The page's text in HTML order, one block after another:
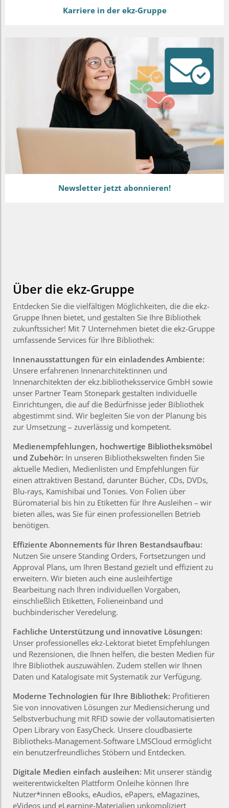
Karriere in der ekz-Gruppe
Newsletter jetzt abonnieren!
Über die ekz-Gruppe
Entdecken Sie die vielfältigen Möglichkeiten, die die ekz-
Gruppe Ihnen bietet, und gestalten Sie Ihre Bibliothek
zukunftssicher! Mit 7 Unternehmen bietet die ekz-Gruppe
umfassende Services für Ihre Bibliothek:
Innenausstattungen für ein einladendes Ambiente:
Unsere erfahrenen Innenarchitektinnen und
Innenarchitekten der ekz.bibliotheksservice GmbH sowie
unser Partner Team Stonepark gestalten individuelle
Einrichtungen, die auf die Bedürfnisse jeder Bibliothek
abgestimmt sind. Wir begleiten Sie von der Planung bis
zur Umsetzung – zuverlässig und kompetent.
Medienempfehlungen, hochwertige Bibliotheksmöbel
und Zubehör: In unseren Bibliothekswelten finden Sie
aktuelle Medien, Medienlisten und Empfehlungen für
einen attraktiven Bestand, darunter Bücher, CDs, DVDs,
Blu-rays, Kamishibai und Tonies. Von Folien über
Büromaterial bis hin zu Etiketten für Ihre Ausleihen – wir
bieten alles, was Sie für einen professionellen Betrieb
benötigen.
Effiziente Abonnements für Ihren Bestandsaufbau:
Nutzen Sie unsere Standing Orders, Fortsetzungen und
Approval Plans, um Ihren Bestand gezielt und effizient zu
erweitern. Wir bieten auch eine ausleihfertige
Bearbeitung nach Ihren individuellen Vorgaben,
einschließlich Etiketten, Folieneinband und
buchbinderischer Veredelung.
Fachliche Unterstützung und innovative Lösungen:
Unser professionelles ekz-Lektorat bietet Empfehlungen
und Rezensionen, die Ihnen helfen, die besten Medien für
Ihre Bibliothek auszuwählen. Zudem stellen wir Ihnen
Daten und Katalogisate mit Systematik zur Verfügung.
Moderne Technologien für Ihre Bibliothek: Profitieren
Sie von innovativen Lösungen zur Mediensicherung und
Selbstverbuchung mit RFID sowie der vollautomatisierten
Open Library von EasyCheck. Unsere cloudbasierte
Bibliotheks-Management-Software LMSCloud ermöglicht
ein benutzerfreundliches Stöbern und Entdecken.
Digitale Medien einfach ausleihen: Mit unserer ständig
weiterentwickelten Plattform Onleihe können Ihre
Nutzer*innen eBooks, eAudios, ePapers, eMagazines,
eVideos und eLearning-Materialien unkompliziert